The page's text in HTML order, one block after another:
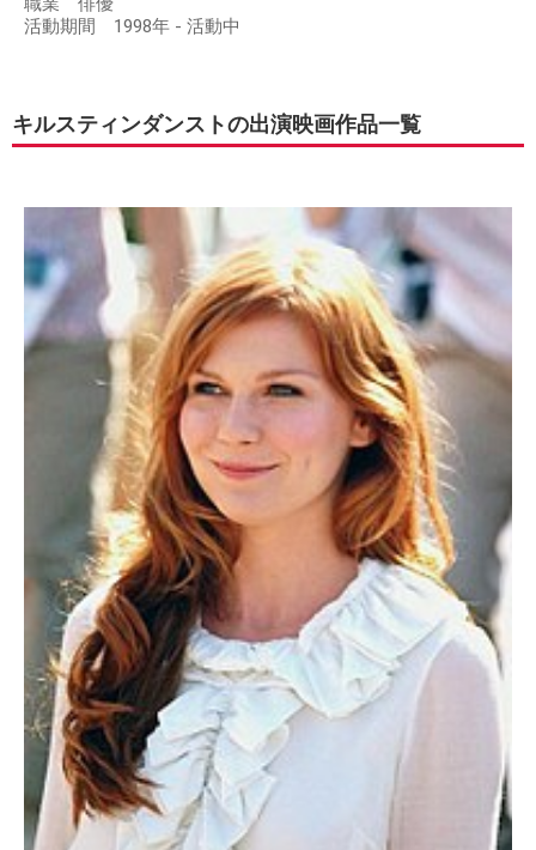
活動期間 1998年 - 活動中
キルスティンダンストの出演映画作品一覧